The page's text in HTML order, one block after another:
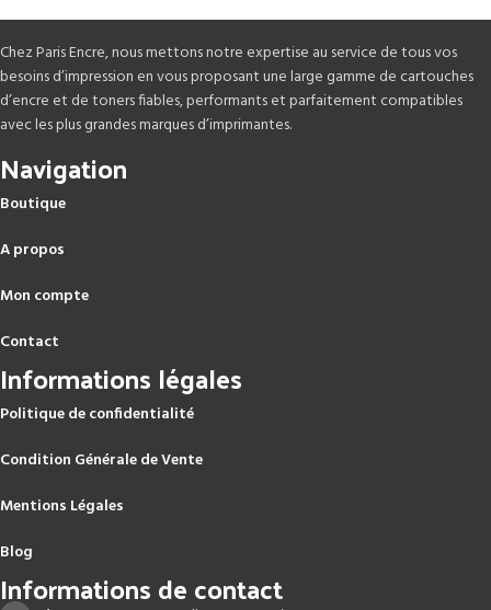
Chez Paris Encre, nous mettons notre expertise au service de tous vos
besoins d’impression en vous proposant une large gamme de cartouches
d’encre et de toners fiables, performants et parfaitement compatibles
avec les plus grandes marques d’imprimantes.
Navigation
Boutique
A propos
Mon compte
Contact
Informations légales
Politique de confidentialité
Condition Générale de Vente
Mentions Légales
Blog
Informations de contact